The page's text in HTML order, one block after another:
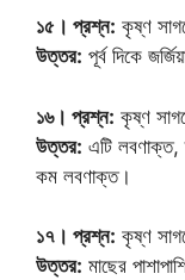
১৫। প্রশ্ন: কৃষ্ণ
উত্তর: পূর্ব দিকে
১৬। প্রশ্ন: কৃষ্ণ
উত্তর: এটি লবণাক্ত,
কম লবণাক্ত।
১৭। প্রশ্ন: কৃষ্ণ
উত্তর: মাছের